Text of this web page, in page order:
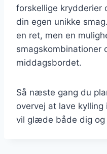
forskellige krydderier
din egen unikke
en ret, men en
smagskombinationer
middagsbordet.
Så næste gang du
overvej at lave
vil glæde både dig